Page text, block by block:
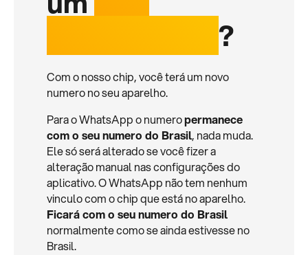
?
Com o nosso chip, você terá um novo
numero no seu aparelho.
Para o WhatsApp o numeropermanece
com o seu numero do Brasil, nada muda.
Ele só será alterado se você fizer a
alteração manual nas configurações do
aplicativo. O WhatsApp não tem nenhum
vinculo com o chip que está no aparelho.
Ficará com o seu numero do Brasil
normalmente como se ainda estivesse no
Brasil.